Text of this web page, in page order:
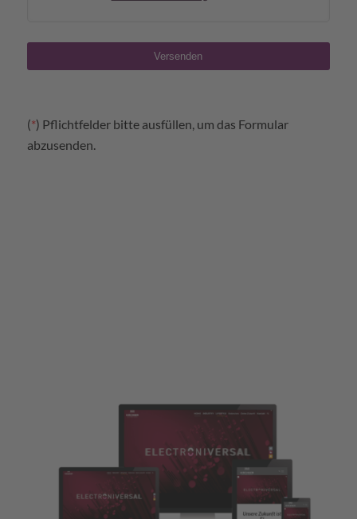
Your
Versenden
(*) Pflichtfelder bitte ausfüllen, um das Formular
abzusenden.